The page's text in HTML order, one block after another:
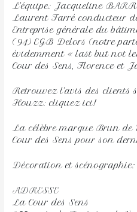
L’équipe: Jacqueline
Laurent Farré conducteur
Entreprise générale du
(94) EGB Delors (notre
évidemment « last but not
Cour des Sens, Florence et
Retrouvez l’avis des clients
Houzz: cliquez ici!
La célèbre marque Brun
Cour des Sens pour son
Décoration et
ADRESSE
La Cour des Sens